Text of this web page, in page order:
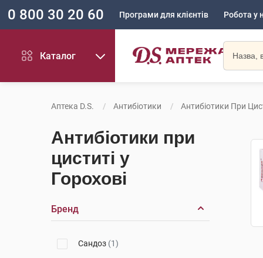
0 800 30 20 60 Програми для клієнтів Робота у
Каталог
Аптека D.S. Антибіотики Антибіотики При
Антибіотики при
циститі у
Горохові
Бренд
Сандоз (1)